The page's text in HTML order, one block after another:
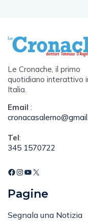
Le Cronache, il primo
quotidiano interattivo
Italia.
Email :
Tel:
345 1570722
Pagine
Segnala una Notizia